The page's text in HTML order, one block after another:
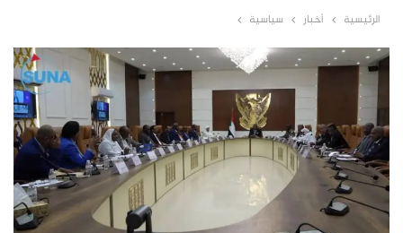
الرئيسية أخبار سياسية